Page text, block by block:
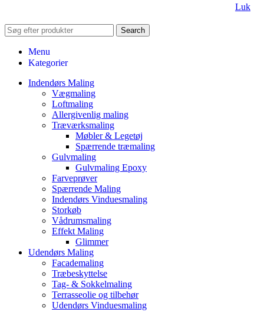
Luk
Search
Menu
Kategorier
Indendørs Maling
Vægmaling
Loftmaling
Allergivenlig maling
Træværksmaling
Møbler & Legetøj
Spærrende træmaling
Gulvmaling
Gulvmaling Epoxy
Farveprøver
Spærrende Maling
Indendørs Vinduesmaling
Storkøb
Vådrumsmaling
Effekt Maling
Glimmer
Udendørs Maling
Facademaling
Træbeskyttelse
Tag- & Sokkelmaling
Terrasseolie og tilbehør
Udendørs Vinduesmaling